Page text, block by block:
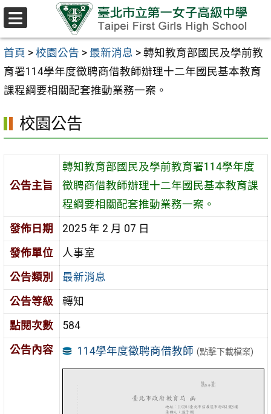
跳至主要內容區
首頁 > 校園公告 > 最新消息 > 轉知教育部國民及學前教
育署114學年度徵聘商借教師辦理十二年國民基本教育
課程綱要相關配套推動業務一案。
校園公告
公告主旨
轉知教育部國民及學前教育署114學年度
徵聘商借教師辦理十二年國民基本教育課
程綱要相關配套推動業務一案。
發佈日期
2025 年 2 月 07 日
發佈單位
人事室
公告類別
最新消息
公告等級
轉知
點閱次數
584
公告內容
114學年度徵聘商借教師 (點擊下載檔案)
選
單